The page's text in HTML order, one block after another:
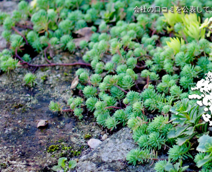
会社の口コミを公表し